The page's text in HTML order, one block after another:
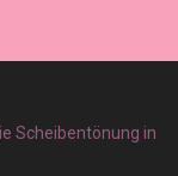
Scheibentönung in